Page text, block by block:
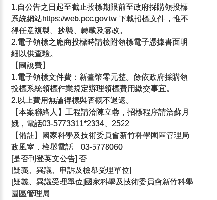
1.自公告之日起至截止投標期限前至政府採購領投標
系統網站https://web.pcc.gov.tw 下載招標文件，惟不
得任意複製、抄襲、轉載及篡改。
2.電子領標之廠商投標時請檢附領標電子憑據書面明
細以供查驗。
【圖說費】
1.電子領標文件費：新臺幣零元整。餘依政府採購領
投標系統領標作業規定辦理領標費用繳交事宜。
2.以上費用無論得標與否概不退還。
【本案聯絡人】工程請洽陳立蓉，招標程序請洽蘇月
娥，電話03-5773311*2334、2522
【備註】國家科學及技術委員會新竹科學園區管理局
政風室，檢舉電話：03-5778060
[是否刊登英文公告] 否
[疑義、異議、申訴及檢舉受理單位]
[疑義、異議受理單位]國家科學及技術委員會新竹科學
園區管理局